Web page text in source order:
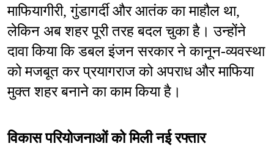
माफियागीरी, गुंडागर्दी और आतंक का माहौल था,
लेकिन अब शहर पूरी तरह बदल चुका है। उन्होंने
दावा किया कि डबल इंजन सरकार ने कानून-व्यवस्था
को मजबूत कर प्रयागराज को अपराध और माफिया
मुक्त शहर बनाने का काम किया है।
विकास परियोजनाओं को मिली नई रफ्तार